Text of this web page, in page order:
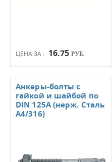
ЦЕНА ЗА : 16.75 РУБ.
Анкеры-болты с
гайкой и шайбой по
DIN 125А (нерж. Сталь
А4/316)